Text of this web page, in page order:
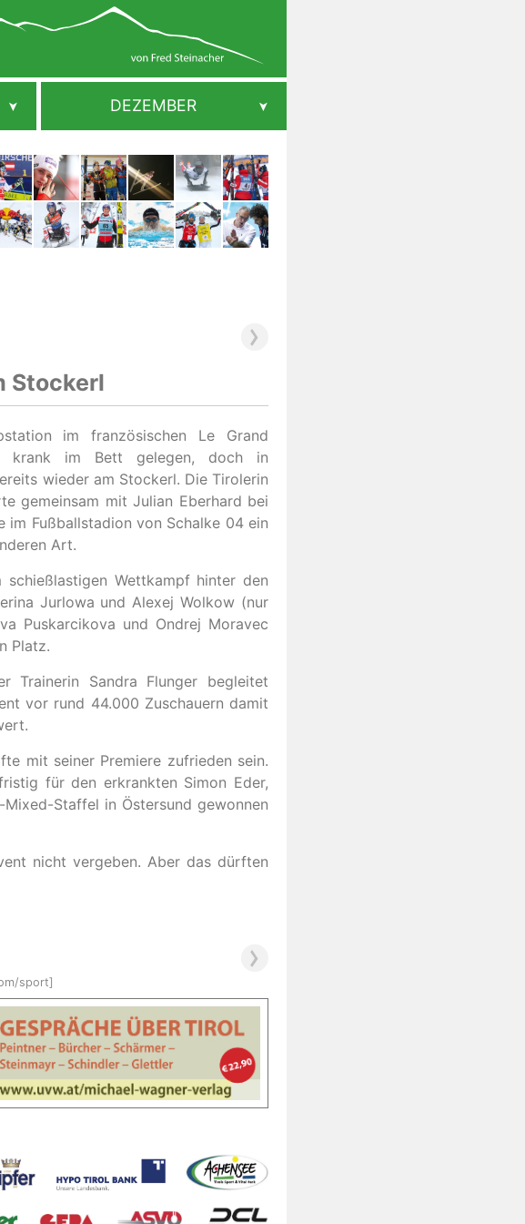
DEZEMBER
Stockerl
im französischen Le Grand
krank im Bett gelegen, doch in
wieder am Stockerl. Die Tirolerin
gemeinsam mit Julian Eberhard bei
im Fußballstadion von Schalke 04 ein
Art.
schießlastigen Wettkampf hinter den
Jurlowa und Alexej Wolkow (nur
Puskarcikova und Ondrej Moravec
Platz.
Trainerin Sandra Flunger begleitet
vor rund 44.000 Zuschauern damit
mit seiner Premiere zufrieden sein.
für den erkrankten Simon Eder,
Staffel in Östersund gewonnen
nicht vergeben. Aber das dürften
sport]